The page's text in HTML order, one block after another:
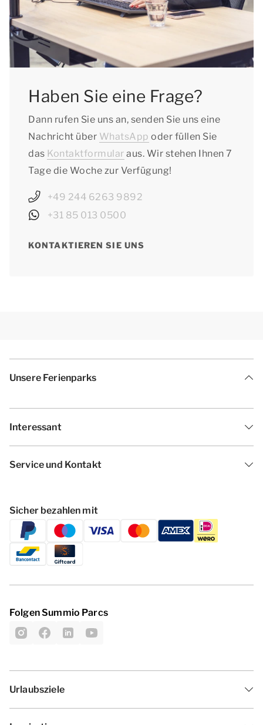
Haben Sie eine Frage?
Dann rufen Sie uns an, senden Sie uns eine
Nachricht über WhatsApp oder füllen Sie
das Kontaktformular aus. Wir stehen Ihnen 7
Tage die Woche zur Verfügung!
+49 244 6263 9892
+31 85 013 0500
KONTAKTIEREN SIE UNS
Unsere Ferienparks
Interessant
Service und Kontakt
Sicher bezahlen mit
Folgen Summio Parcs
Urlaubsziele